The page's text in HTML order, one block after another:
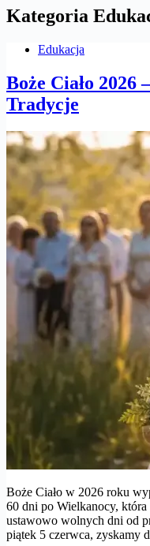
Kategoria
Edukacja
Boże Ciało 2026
Tradycje
Boże Ciało w 2026 roku
60 dni po Wielkanocy, która
ustawowo wolnych dni od
piątek 5 czerwca, zyskamy